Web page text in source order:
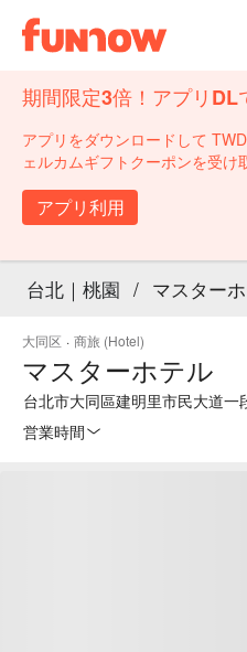
期間限定3倍！アプリDL
アプリをダウンロードして
ェルカムギフトクーポンを受け
アプリ利用
台北｜桃園 / マスター
大同区 · 商旅 (Hotel)
マスターホテル
台北市大同區建明里市民大道一
営業時間